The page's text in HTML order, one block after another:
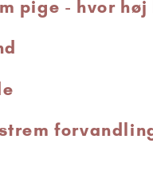
pige - hvor